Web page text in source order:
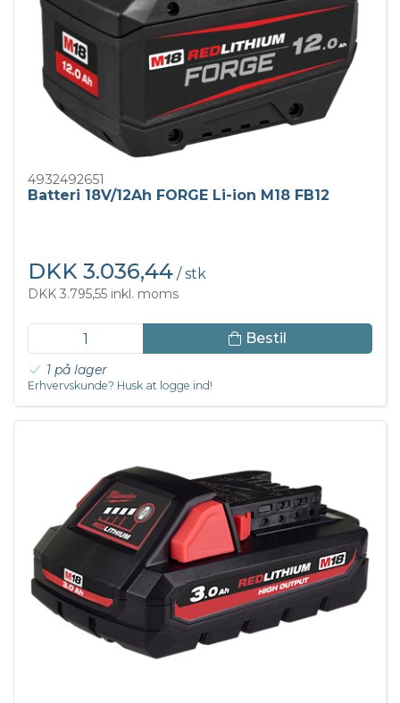
4932492651
Batteri 18V/12Ah FORGE Li-ion M18 FB12
DKK 3.036,44 / stk
DKK 3.795,55 inkl. moms
Bestil
1 på lager
Erhvervskunde? Husk at logge ind!